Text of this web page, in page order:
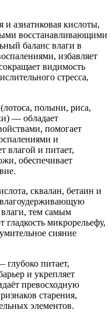
азиатиковая кислоты,
восстанавливающими
баланс влаги в
избавляет
видимость
стресса,
полыни, риса,
— обладает
помогает
и
влагой и питает,
обеспечивает
сквалан, бетаин и
тем самым
микрорельефу,
сияние
питает,
и укрепляет
превосходную
старения,
элементов.